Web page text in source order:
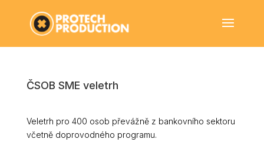
ČSOB SME veletrh
Veletrh pro 400 osob převážně z bankovního sektoru
včetně doprovodného programu.